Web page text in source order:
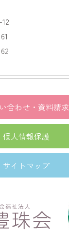
合わせ・資料請求
個人情報保護
サイトマップ